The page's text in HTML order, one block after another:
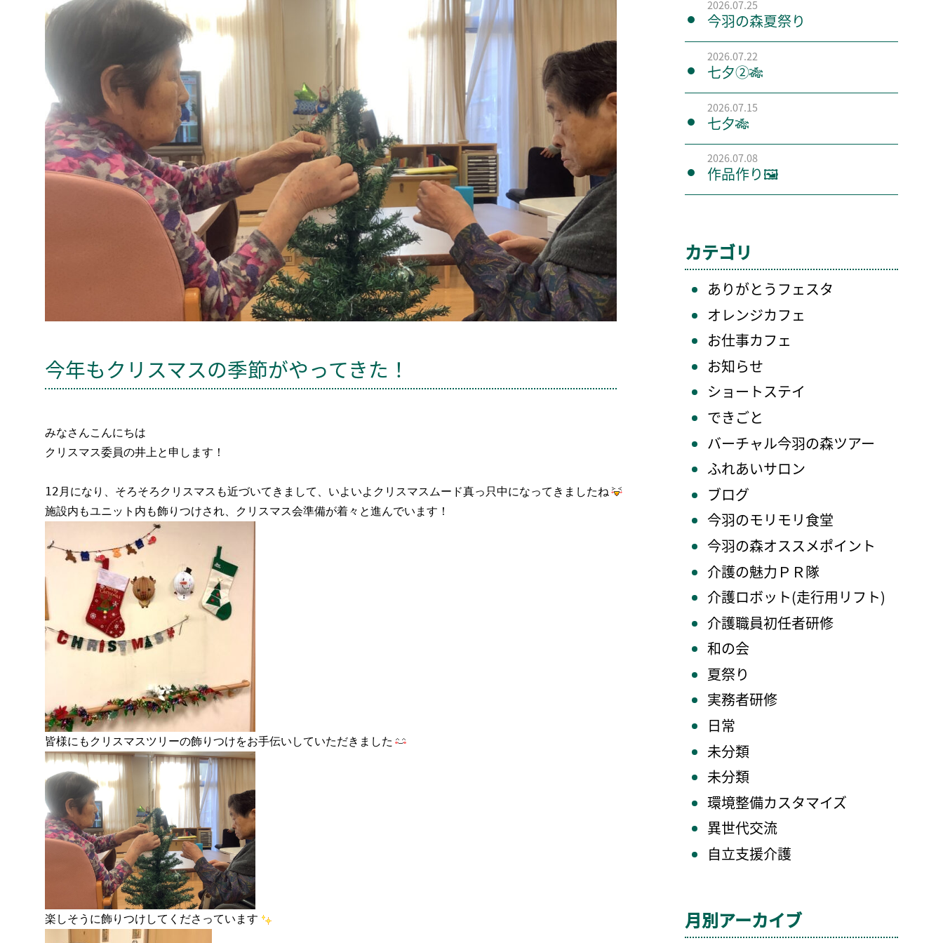
今年もクリスマスの季節がやってきた！
みなさんこんにちは
クリスマス委員の井上と申します！
12月になり、そろそろクリスマスも近づいてきまして、いよいよクリスマスムード真っ只中になってきましたね
皆様にもクリスマスツリーの飾りつけをお手伝いしていただきました
楽しそうに飾りつけしてくださっています
2026.07.25
今羽の森夏祭り
2026.07.22
七夕②🎋
2026.07.15
七夕🎋
2026.07.08
作品作り🖼️
カテゴリ
ありがとうフェスタ
オレンジカフェ
お仕事カフェ
お知らせ
ショートステイ
できごと
バーチャル今羽の森ツアー
ふれあいサロン
ブログ
今羽のモリモリ食堂
今羽の森オススメポイント
介護の魅力ＰＲ隊
介護ロボット(走行用リフト)
介護職員初任者研修
和の会
夏祭り
実務者研修
日常
未分類
未分類
環境整備カスタマイズ
異世代交流
自立支援介護
月別アーカイブ